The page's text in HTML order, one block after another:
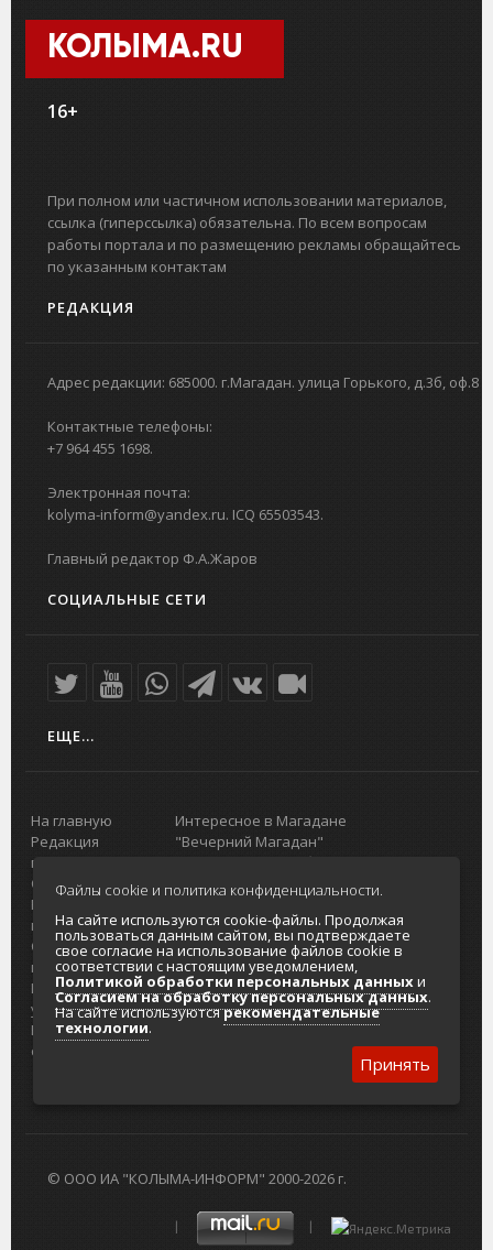
КОЛЫМА.RU
16+
При полном или частичном использовании материалов,
ссылка (гиперссылка) обязательна. По всем вопросам
работы портала и по размещению рекламы обращайтесь
по указанным контактам
РЕДАКЦИЯ
Адрес редакции: 685000. г.Магадан. улица Горького, д.3б, оф.8
Контактные телефоны:
+7 964 455 1698.
Электронная почта:
kolyma-inform@yandex.ru. ICQ 65503543.
Главный редактор Ф.А.Жаров
СОЦИАЛЬНЫЕ СЕТИ
ЕЩЕ...
На главную
Редакция
портала
О проекте
Реклама на
портале
Отзывы и
предложения
Интернет-
услуги
Разработка
сайтов
Интересное в Магадане
"Вечерний Магадан"
Городская доска объявлений
Реклама
Главный туристический портал
Колымы
Политика в отношении обработки
персональных данных
Согласие на обработку персональных
данных
© ООО ИА "КОЛЫМА-ИНФОРМ" 2000-2026 г.
Файлы cookie и политика конфиденциальности.
На сайте используются cookie-файлы. Продолжая
пользоваться данным сайтом, вы подтверждаете
свое согласие на использование файлов cookie в
соответствии с настоящим уведомлением,
Политикой обработки персональных данныхи
Согласием на обработку персональных данных.
На сайте используютсярекомендательные
технологии.
Принять